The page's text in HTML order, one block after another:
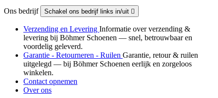
Ons bedrijf Schakel ons bedrijf links in/uit 
Verzending en Levering Informatie over verzending &
levering bij Böhmer Schoenen — snel, betrouwbaar en
voordelig geleverd.
Garantie - Retourneren - Ruilen Garantie, retour & ruilen
uitgelegd — bij Böhmer Schoenen eerlijk en zorgeloos
winkelen.
Contact opnemen
Over ons